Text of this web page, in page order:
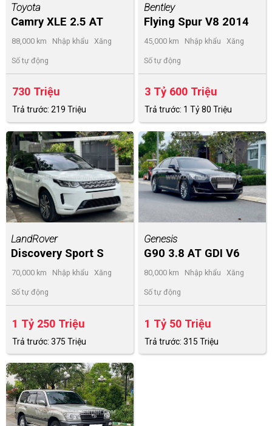
Toyota
Camry XLE 2.5 AT
2014
88,000 km Nhập khẩu Xăng
Số tự động
730 Triệu
Trả trước: 219 Triệu
Bentley
Flying Spur V8 2014
45,000 km Nhập khẩu Xăng
Số tự động
3 Tỷ 600 Triệu
Trả trước: 1 Tỷ 80 Triệu
LandRover
Discovery Sport S
2020
70,000 km Nhập khẩu Xăng
Số tự động
1 Tỷ 250 Triệu
Trả trước: 375 Triệu
Genesis
G90 3.8 AT GDI V6
2016
80,000 km Nhập khẩu Xăng
Số tự động
1 Tỷ 50 Triệu
Trả trước: 315 Triệu